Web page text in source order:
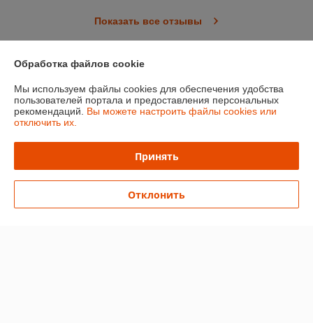
Показать все отзывы
О нас
Контакты
График работы
Обработка файлов cookie
Мы используем файлы cookies для обеспечения удобства
пользователей портала и предоставления персональных
рекомендаций. Вы можете настроить файлы cookies или
отключить их.
Принять
Отклонить